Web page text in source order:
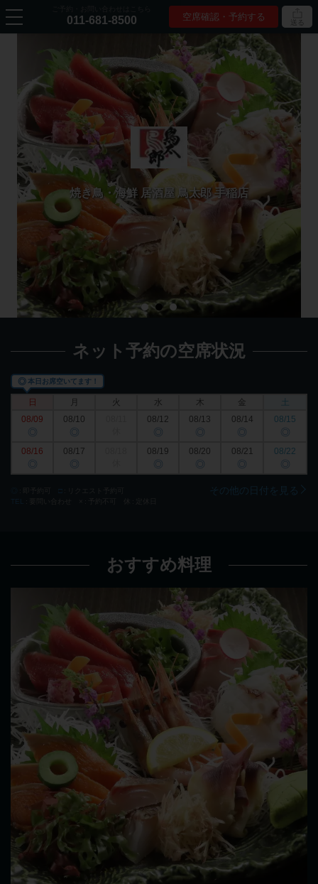
011-681-8500 空席確認・予約する 送る
焼き鳥・海鮮 居酒屋 鳥太郎 手稲店
ネット予約の空席状況
◎本日お席空いてます！
日 火 水 木 金
土
08/09
◎
08/10
◎
08/12
◎
08/13
◎
08/14
◎
08/15
◎
08/16
◎
08/17
◎
08/19
◎
08/20
◎
08/21
◎
08/22
◎
□
TEL
その他の日付を見る
おすすめ料理